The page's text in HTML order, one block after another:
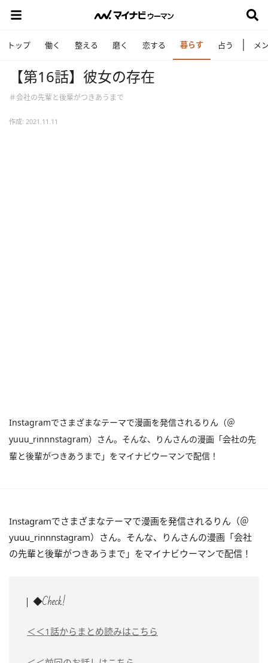
トップ 働く 整える 磨く 恋する 暮らす 占う メ
【第16話】彼女の存在
＃会社の先輩と後輩がつきあうまで
作成: 2021.11.11
Instagramでさまざまなテーマで漫画を発信されるりん（＠
yuuu_rinnnstagram）さん。そんな、りんさんの漫画「会社の先
輩と後輩がつきあうまで」をマイナビウーマンで配信！
Instagramでさまざまなテーマで漫画を発信されるりん（＠
yuuu_rinnnstagram）さん。そんな、りんさんの漫画「会社
の先輩と後輩がつきあうまで」をマイナビウーマンで配信！
◆Check!
＜＜1話からまとめ読みはこちら